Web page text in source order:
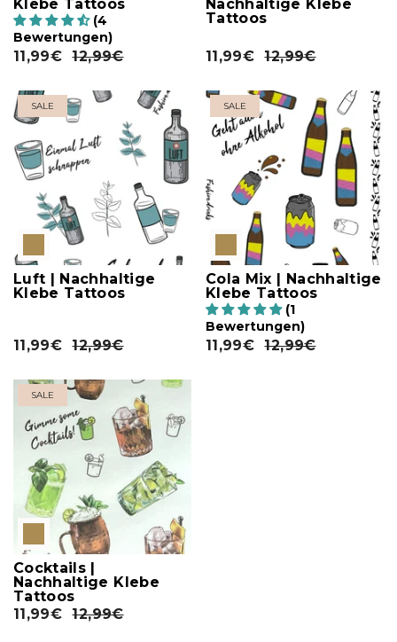
Klebe Tattoos
(4
Bewertungen)
11,99€ 12,99€
Nachhaltige Klebe
Tattoos
11,99€ 12,99€
SALE
Luft | Nachhaltige
Klebe Tattoos
11,99€ 12,99€
SALE
Cola Mix | Nachhaltige
Klebe Tattoos
(1
Bewertungen)
11,99€ 12,99€
SALE
Cocktails |
Nachhaltige Klebe
Tattoos
11,99€
12,99€